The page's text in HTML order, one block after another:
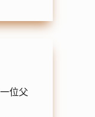
位父